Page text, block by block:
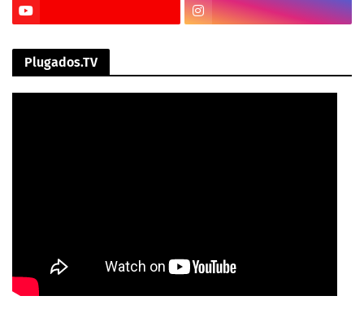
Plugados.TV